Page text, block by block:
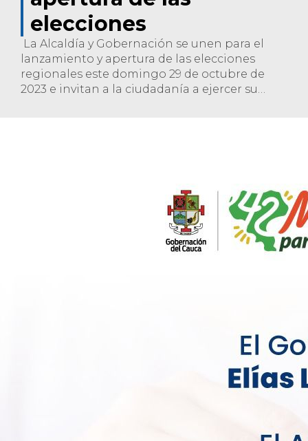
elecciones
La Alcaldía y Gobernación se unen para el
lanzamiento y apertura de las elecciones
regionales este domingo 29 de octubre de
2023 e invitan a la ciudadanía a ejercer su